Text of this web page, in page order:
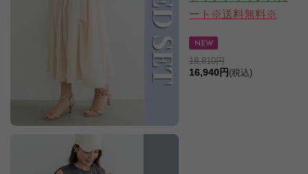
ート※送料無料※
18,810円
16,940円 (税込)